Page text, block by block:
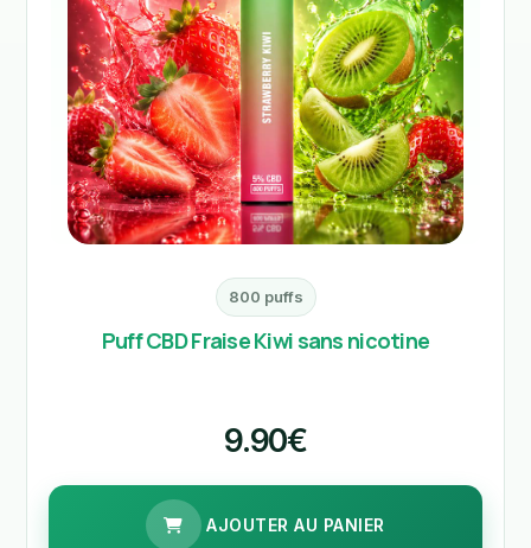
800 puffs
Puff CBD Fraise Kiwi sans nicotine
9.90€
AJOUTER AU PANIER